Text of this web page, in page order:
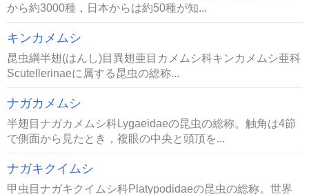
から約3000種，日本からは約50種が知...
キンカメムシ
昆虫綱半翅(はんし)目異翅亜目カメムシ科キンカメムシ亜科
Scutellerinaeに属する昆虫の総称...
ナガカメムシ
半翅目ナガカメムシ科Lygaeidaeの昆虫の総称。触角は4節
で側面から見たとき，複眼の中央と頭頂を...
ナガキクイムシ
甲虫目ナガキクイムシ科Platypodidaeの昆虫の総称。世界